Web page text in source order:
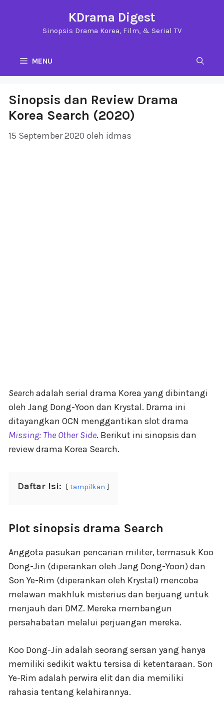
KDrama Digest
Sinopsis Drama Korea, Film, & Serial TV
MENU
Sinopsis dan Review Drama
Korea Search (2020)
15 September 2020 oleh idmas
Search adalah serial drama Korea yang dibintangi
oleh Jang Dong-Yoon dan Krystal. Drama ini
ditayangkan OCN menggantikan slot drama
Missing: The Other Side. Berikut ini sinopsis dan
review drama Korea Search.
Daftar Isi: tampilkan
Plot sinopsis drama Search
Anggota pasukan pencarian militer, termasuk Koo
Dong-Jin (diperankan oleh Jang Dong-Yoon) dan
Son Ye-Rim (diperankan oleh Krystal) mencoba
melawan makhluk misterius dan berjuang untuk
menjauh dari DMZ. Mereka membangun
persahabatan melalui perjuangan mereka.
Koo Dong-Jin adalah seorang sersan yang hanya
memiliki sedikit waktu tersisa di ketentaraan. Son
Ye-Rim adalah perwira elit dan dia memiliki
rahasia tentang kelahirannya.